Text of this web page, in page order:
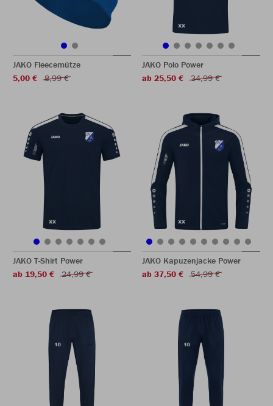
JAKO Fleecemütze
5,00 €
8,99 €
JAKO Polo Power
ab 25,50 €
34,99 €
JAKO T-Shirt Power
ab 19,50 €
24,99 €
JAKO Kapuzenjacke Power
ab 37,50 €
54,99 €